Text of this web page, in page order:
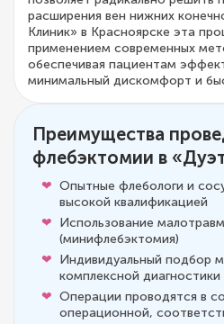
расширения вен нижних
Клиник» в Красноярске эта
применением современных
обеспечивая пациентам
минимальный дискомфорт и
Преимущества
флебэктомии в
Опытные флебологи и
высокой квалификацией
Использование
(минифлебэктомия)
Индивидуальный подбор
комплексной диагностики
Операции проводятся в
операционной,